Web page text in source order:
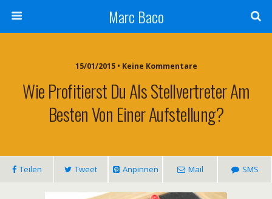
Marc Baco
15/01/2015 • Keine Kommentare
Wie Profitierst Du Als Stellvertreter Am
Besten Von Einer Aufstellung?
Teilen Tweet Anpinnen Mail SMS